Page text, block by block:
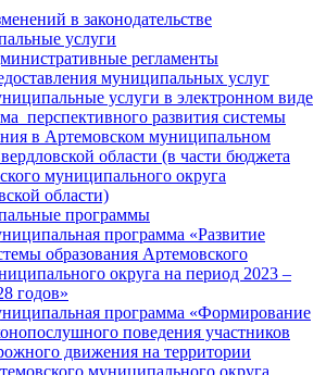
в законодательстве
услуги
регламенты
муниципальных услуг
услуги в электронном виде
перспективного развития системы
в Артемовском муниципальном
области (в части бюджета
муниципального округа
области)
программы
программа «Развитие
образования Артемовского
округа на период 2023 –
годов»
программа «Формирование
поведения участников
движения на территории